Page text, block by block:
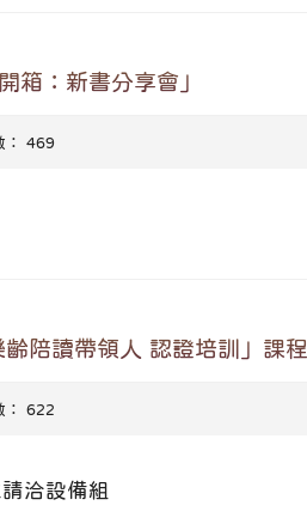
箱：新書分享會」
： 469
陪讀帶領人 認證培訓」課程
： 622
設備組